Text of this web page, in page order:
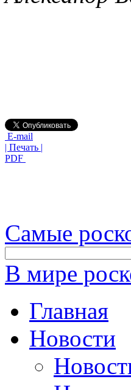
E-mail
| Печать |
PDF
Самые
В мире
Главная
Новости